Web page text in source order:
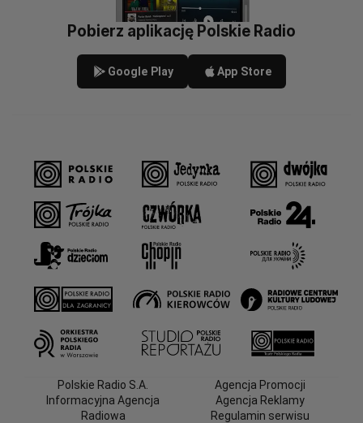
Pobierz aplikację Polskie Radio
Google Play App Store
Polskie Radio S.A.
Informacyjna Agencja
Radiowa
Agencja Promocji
Agencja Reklamy
Regulamin serwisu